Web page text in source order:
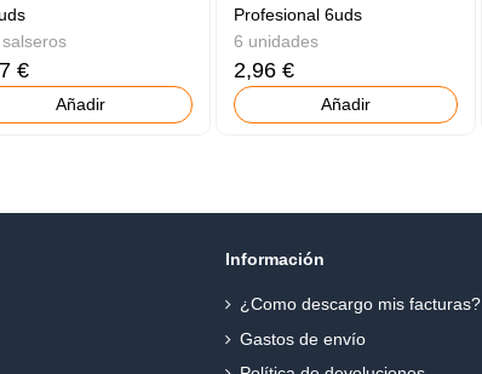
€
Añadir
Profesional 6uds
6 unidades
2,96 €
Añadir
Información
¿Como descargo mis facturas?
Gastos de envío